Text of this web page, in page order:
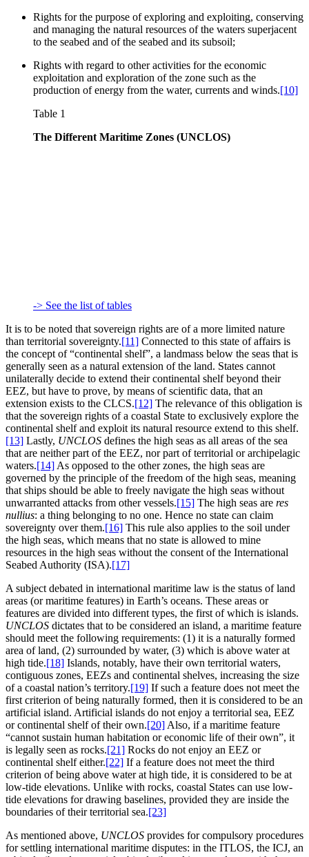
Rights for the purpose of exploring and exploiting, conserving
and managing the natural resources of the waters superjacent
to the seabed and of the seabed and its subsoil;
Rights with regard to other activities for the economic
exploitation and exploration of the zone such as the
production of energy from the water, currents and winds.[10]
Table 1
The Different Maritime Zones (UNCLOS)
-> See the list of tables
It is to be noted that sovereign rights are of a more limited nature
than territorial sovereignty.[11] Connected to this state of affairs is
the concept of “continental shelf”, a landmass below the seas that is
generally seen as a natural extension of the land. States cannot
unilaterally decide to extend their continental shelf beyond their
EEZ, but have to prove, by means of scientific data, that an
extension exists to the CLCS.[12] The relevance of this obligation is
that the sovereign rights of a coastal State to exclusively explore the
continental shelf and exploit its natural resource extend to this shelf.
[13] Lastly, UNCLOS defines the high seas as all areas of the sea
that are neither part of the EEZ, nor part of territorial or archipelagic
waters.[14] As opposed to the other zones, the high seas are
governed by the principle of the freedom of the high seas, meaning
that ships should be able to freely navigate the high seas without
unwarranted attacks from other vessels.[15] The high seas are res
nullius: a thing belonging to no one. Hence no state can claim
sovereignty over them.[16] This rule also applies to the soil under
the high seas, which means that no state is allowed to mine
resources in the high seas without the consent of the International
Seabed Authority (ISA).[17]
A subject debated in international maritime law is the status of land
areas (or maritime features) in Earth’s oceans. These areas or
features are divided into different types, the first of which is islands.
UNCLOS dictates that to be considered an island, a maritime feature
should meet the following requirements: (1) it is a naturally formed
area of land, (2) surrounded by water, (3) which is above water at
high tide.[18] Islands, notably, have their own territorial waters,
contiguous zones, EEZs and continental shelves, increasing the size
of a coastal nation’s territory.[19] If such a feature does not meet the
first criterion of being naturally formed, then it is considered to be an
artificial island. Artificial islands do not enjoy a territorial sea, EEZ
or continental shelf of their own.[20] Also, if a maritime feature
“cannot sustain human habitation or economic life of their own”, it
is legally seen as rocks.[21] Rocks do not enjoy an EEZ or
continental shelf either.[22] If a feature does not meet the third
criterion of being above water at high tide, it is considered to be at
low-tide elevations. Unlike with rocks, coastal States can use low-
tide elevations for drawing baselines, provided they are inside the
boundaries of their territorial sea.[23]
As mentioned above, UNCLOS provides for compulsory procedures
for settling international maritime disputes: in the ITLOS, the ICJ, an